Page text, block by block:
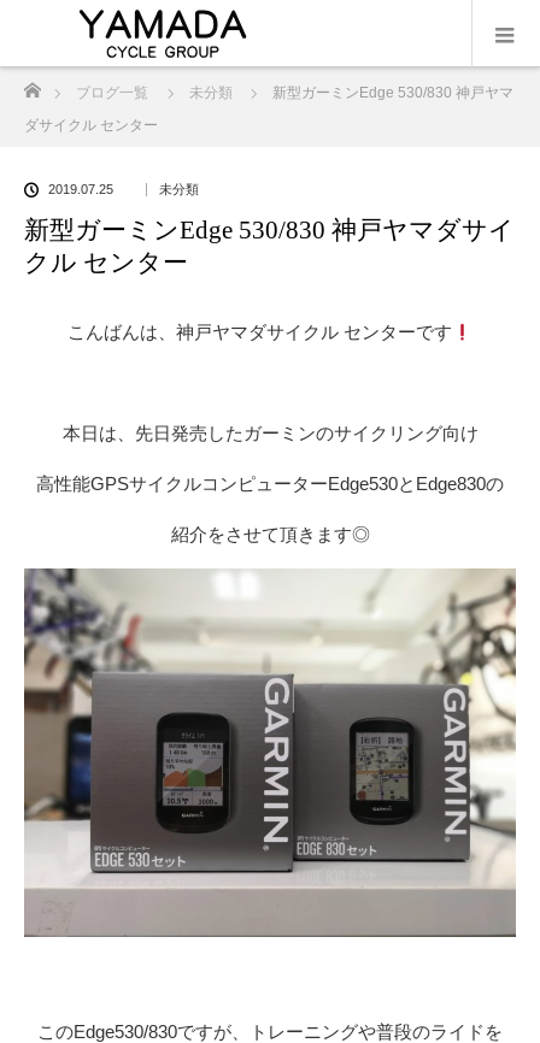
ブログ一覧 未分類
新型ガーミンEdge 530/830 神戸ヤマ
ダサイクル センター
2019.07.25 未分類
新型ガーミンEdge 530/830 神戸ヤマダサイ
クル センター
こんばんは、神戸ヤマダサイクル センターです
本日は、先日発売したガーミンのサイクリング向け
高性能GPSサイクルコンピューターEdge530とEdge830の
紹介をさせて頂きます◎
このEdge530/830ですが、トレーニングや普段のライドを